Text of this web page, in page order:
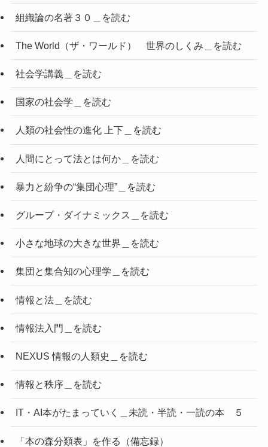
組織論の名著３０＿を読む
The World（ザ・ワールド） 世界のしくみ＿を読む
社会学講義＿を読む
国家の社会学＿を読む
人類の社会性の進化 上下＿を読む
人間にとって法とは何か＿を読む
暴力と紛争の“集団心理”＿を読む
グループ・ダイナミックス＿を読む
小さな地球の大きな世界＿を読む
集団と集合知の心理学＿を読む
情報と法＿を読む
情報法入門＿を読む
NEXUS 情報の人類史＿を読む
情報と秩序＿を読む
IT・AI本がたまっていく＿未読・半読・一読の本 ５
「本の森分類表」を作る（備忘録）